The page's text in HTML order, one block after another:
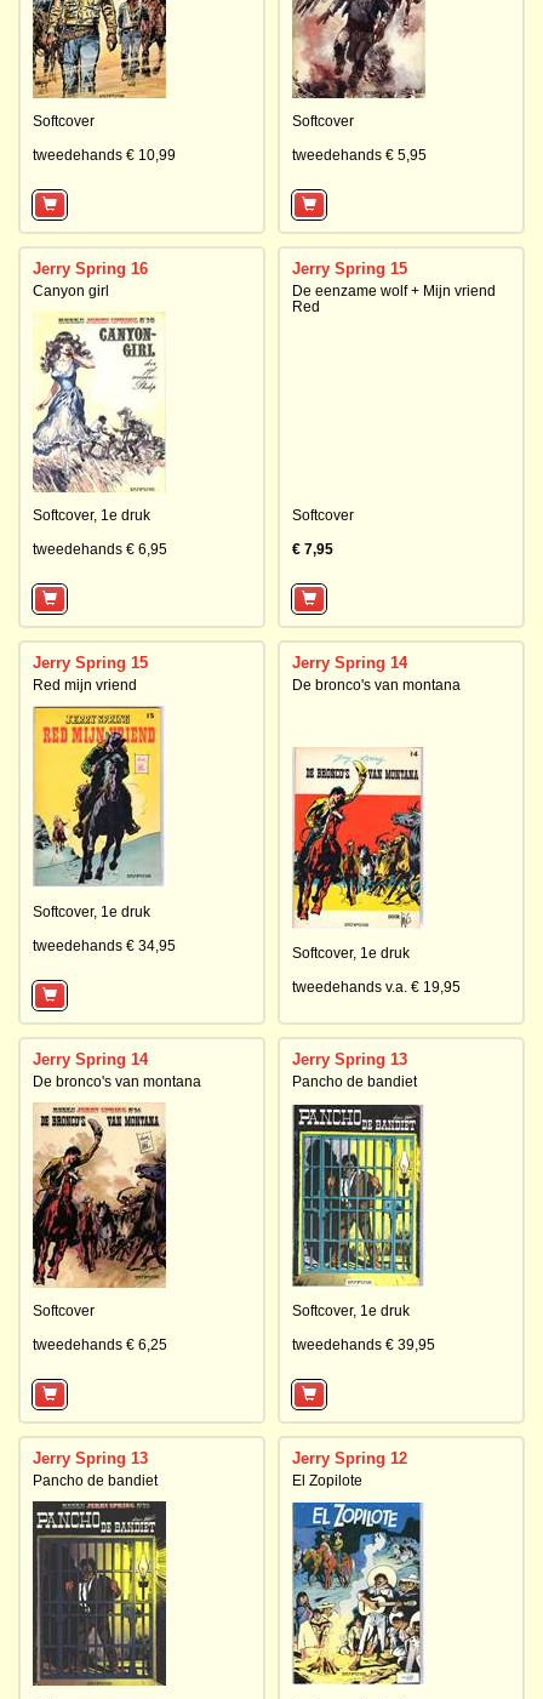
Softcover
tweedehands € 10,99
Softcover
tweedehands € 5,95
Jerry Spring 16
Canyon girl
Softcover, 1e druk
tweedehands € 6,95
Jerry Spring 15
De eenzame wolf + Mijn vriend
Red
Softcover
€ 7,95
Jerry Spring 15
Red mijn vriend
Softcover, 1e druk
tweedehands € 34,95
Jerry Spring 14
De bronco's van montana
Softcover, 1e druk
tweedehands v.a. € 19,95
Jerry Spring 14
De bronco's van montana
Softcover
tweedehands € 6,25
Jerry Spring 13
Pancho de bandiet
Softcover, 1e druk
tweedehands € 39,95
Jerry Spring 13
Pancho de bandiet
Jerry Spring 12
El Zopilote